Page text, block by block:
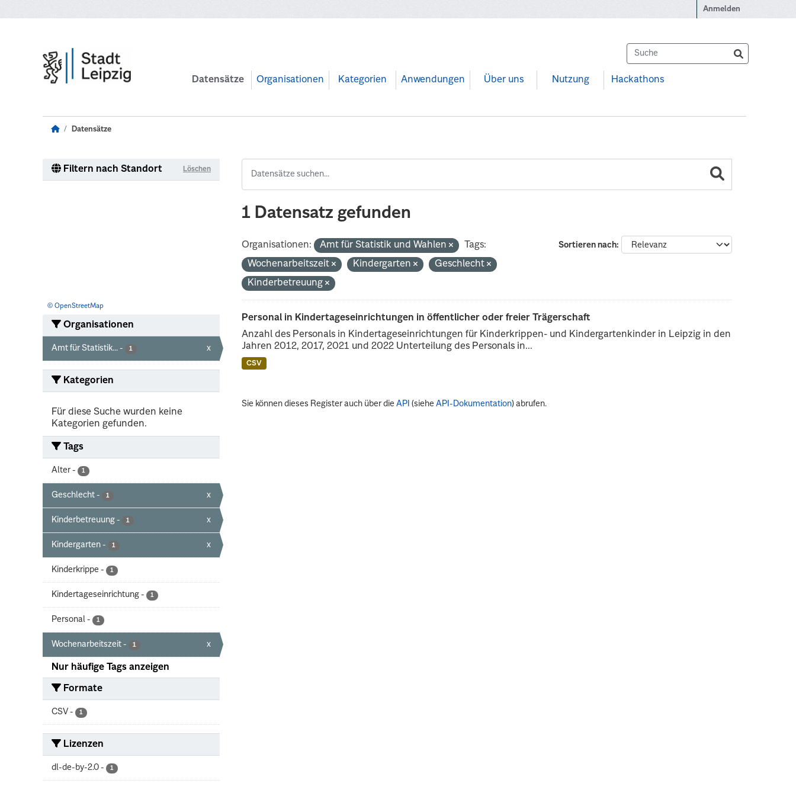
Anmelden
Datensätze Organisationen Kategorien Anwendungen Über uns Nutzung Hackathons
Datensätze
Filtern nach Standort Löschen
© OpenStreetMap
Organisationen
Amt für Statistik... - 1 x
Kategorien
Für diese Suche wurden keine
Kategorien gefunden.
Tags
Alter - 1
Geschlecht - 1 x
Kinderbetreuung - 1 x
Kindergarten - 1 x
Kinderkrippe - 1
Kindertageseinrichtung - 1
Personal - 1
Wochenarbeitszeit - 1 x
Nur häufige Tags anzeigen
Formate
CSV - 1
Lizenzen
dl-de-by-2.0 - 1
1 Datensatz gefunden
Sortieren nach
Organisationen: Amt für Statistik und Wahlen
Tags:
Wochenarbeitszeit
Kindergarten
Geschlecht
Kinderbetreuung
Personal in Kindertageseinrichtungen in öffentlicher oder freier Trägerschaft
Anzahl des Personals in Kindertageseinrichtungen für Kinderkrippen- und Kindergartenkinder in Leipzig in den
Jahren 2012, 2017, 2021 und 2022 Unterteilung des Personals in...
CSV
Sie können dieses Register auch über dieAPI (sieheAPI-Dokumentation) abrufen.